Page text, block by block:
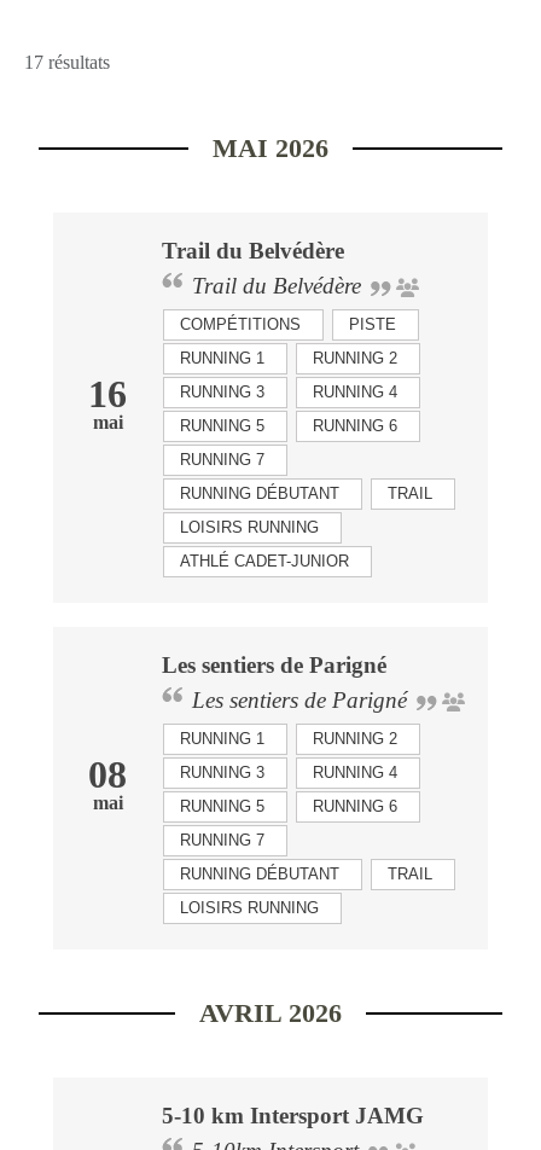
17 résultats
MAI 2026
16
mai
Trail du Belvédère
Trail du Belvédère
COMPÉTITIONS
PISTE
RUNNING 1
RUNNING 2
RUNNING 3
RUNNING 4
RUNNING 5
RUNNING 6
RUNNING 7
RUNNING DÉBUTANT
TRAIL
LOISIRS RUNNING
ATHLÉ CADET-JUNIOR
08
mai
Les sentiers de Parigné
Les sentiers de Parigné
RUNNING 1
RUNNING 2
RUNNING 3
RUNNING 4
RUNNING 5
RUNNING 6
RUNNING 7
RUNNING DÉBUTANT
TRAIL
LOISIRS RUNNING
AVRIL 2026
5-10 km Intersport JAMG